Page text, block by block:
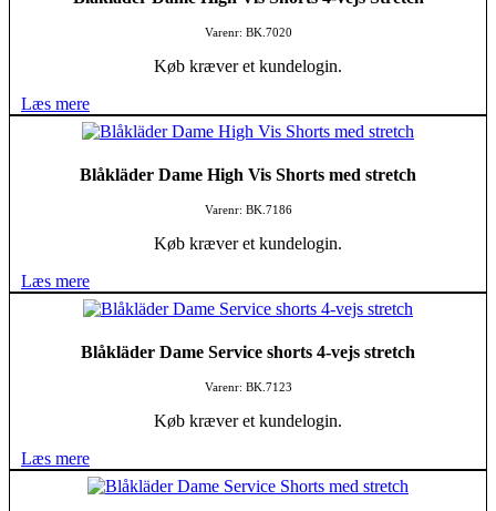
Varenr: BK.7020
Køb kræver et kundelogin.
Læs mere
Blåkläder Dame High Vis Shorts med stretch
Varenr: BK.7186
Køb kræver et kundelogin.
Læs mere
Blåkläder Dame Service shorts 4-vejs stretch
Varenr: BK.7123
Køb kræver et kundelogin.
Læs mere